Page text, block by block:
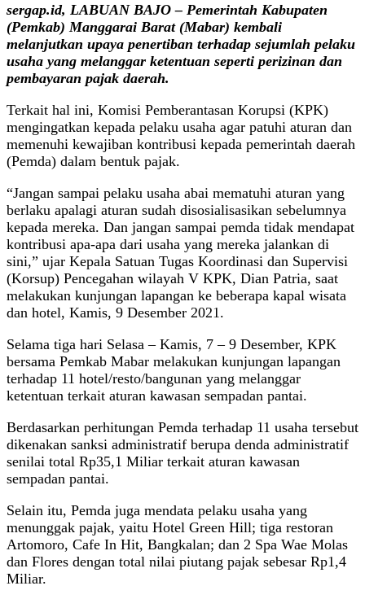
sergap.id, LABUAN BAJO – Pemerintah Kabupaten
(Pemkab) Manggarai Barat (Mabar) kembali
melanjutkan upaya penertiban terhadap sejumlah pelaku
usaha yang melanggar ketentuan seperti perizinan dan
pembayaran pajak daerah.
Terkait hal ini, Komisi Pemberantasan Korupsi (KPK)
mengingatkan kepada pelaku usaha agar patuhi aturan dan
memenuhi kewajiban kontribusi kepada pemerintah daerah
(Pemda) dalam bentuk pajak.
“Jangan sampai pelaku usaha abai mematuhi aturan yang
berlaku apalagi aturan sudah disosialisasikan sebelumnya
kepada mereka. Dan jangan sampai pemda tidak mendapat
kontribusi apa-apa dari usaha yang mereka jalankan di
sini,” ujar Kepala Satuan Tugas Koordinasi dan Supervisi
(Korsup) Pencegahan wilayah V KPK, Dian Patria, saat
melakukan kunjungan lapangan ke beberapa kapal wisata
dan hotel, Kamis, 9 Desember 2021.
Selama tiga hari Selasa – Kamis, 7 – 9 Desember, KPK
bersama Pemkab Mabar melakukan kunjungan lapangan
terhadap 11 hotel/resto/bangunan yang melanggar
ketentuan terkait aturan kawasan sempadan pantai.
Berdasarkan perhitungan Pemda terhadap 11 usaha tersebut
dikenakan sanksi administratif berupa denda administratif
senilai total Rp35,1 Miliar terkait aturan kawasan
sempadan pantai.
Selain itu, Pemda juga mendata pelaku usaha yang
menunggak pajak, yaitu Hotel Green Hill; tiga restoran
Artomoro, Cafe In Hit, Bangkalan; dan 2 Spa Wae Molas
dan Flores dengan total nilai piutang pajak sebesar Rp1,4
Miliar.